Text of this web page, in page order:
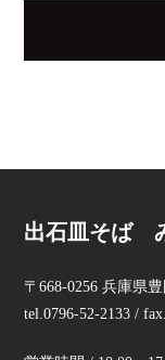
出石皿そば
〒668-0256 兵庫県
tel.0796-52-2133 /